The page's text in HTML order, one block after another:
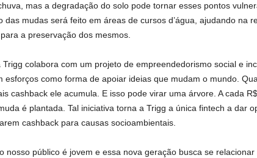
mas a degradação do solo pode tornar esses pontos
das mudas será feito em áreas de cursos d’água, ajudando na
a preservação dos mesmos.
Trigg colabora com um projeto de empreendedorismo social e
esforços como forma de apoiar ideias que mudam o mundo.
cashback ele acumula. E isso pode virar uma árvore. A cada
é plantada. Tal iniciativa torna a Trigg a única fintech a dar
cashback para causas socioambientais.
nosso público é jovem e essa nova geração busca se